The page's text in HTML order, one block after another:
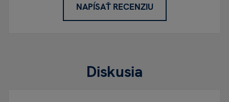
NAPÍSAŤ RECENZIU
Diskusia